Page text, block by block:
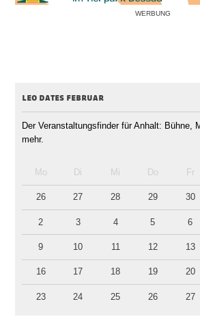
WERBUNG
leo dates februar
Der Veranstaltungsfinder für Anhalt: Bühne,
mehr.
Mo Di Mi Do Fr
26 27 28 29 30
2 3 4 5 6
9 10 11 12 13
16 17 18 19 20
23 24 25 26 27